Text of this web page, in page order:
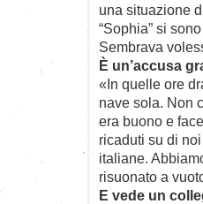
una situazione
“Sophia” si
Sembrava
È un’accusa
«In quelle ore
nave sola. Non
era buono e
ricaduti su di
italiane.
risuonato a
E vede un